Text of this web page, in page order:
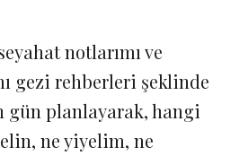
notlarımı ve
gezi rehberleri şeklinde
gün planlayarak, hangi
ne yiyelim, ne